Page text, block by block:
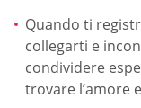
Quando ti
collegarti e
condividere
trovare l’amore